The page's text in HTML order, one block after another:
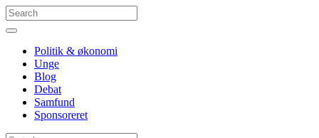
Politik & økonomi
Unge
Blog
Debat
Samfund
Sponsoreret